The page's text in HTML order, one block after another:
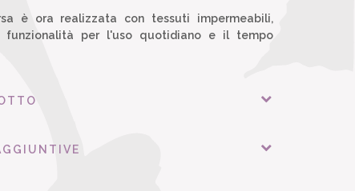
è ora realizzata con tessuti impermeabili,
funzionalità per l'uso quotidiano e il tempo